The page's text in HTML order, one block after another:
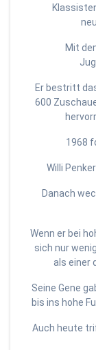
Mit
Er bestritt
600
1968
Willi
Danach
Wenn er bei
sich nur
als einer
Seine Gene
bis ins hohe
Auch heute